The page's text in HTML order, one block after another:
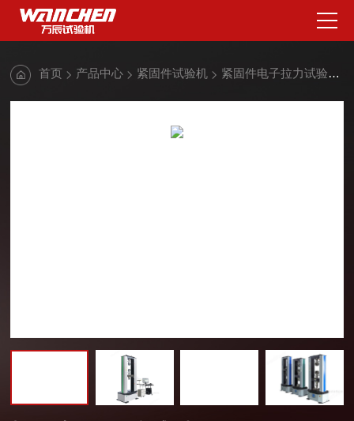
首页 产品中心 紧固件试验机 紧固件电子拉力试验机